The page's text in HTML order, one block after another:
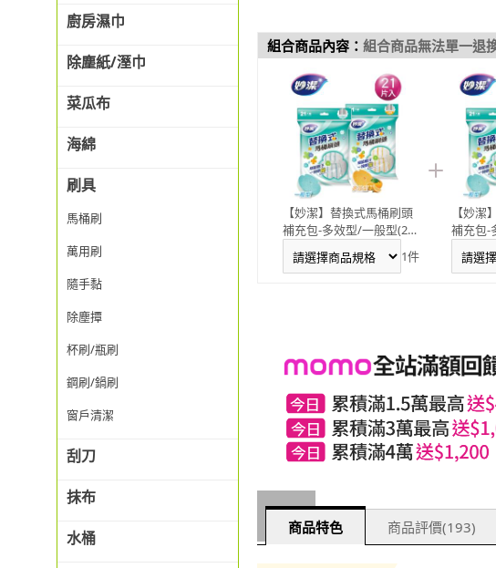
廚房濕巾
除塵紙/溼巾
菜瓜布
海綿
刷具
馬桶刷
萬用刷
隨手黏
除塵撢
杯刷/瓶刷
鋼刷/鍋刷
窗戶清潔
刮刀
抹布
水桶
組合商品內容： 組合商品無法單一退
【妙潔】替換式馬桶刷頭
補充包-多效型/一般型(21
1件
【妙
補充包-
商品特色 商品評價(193)